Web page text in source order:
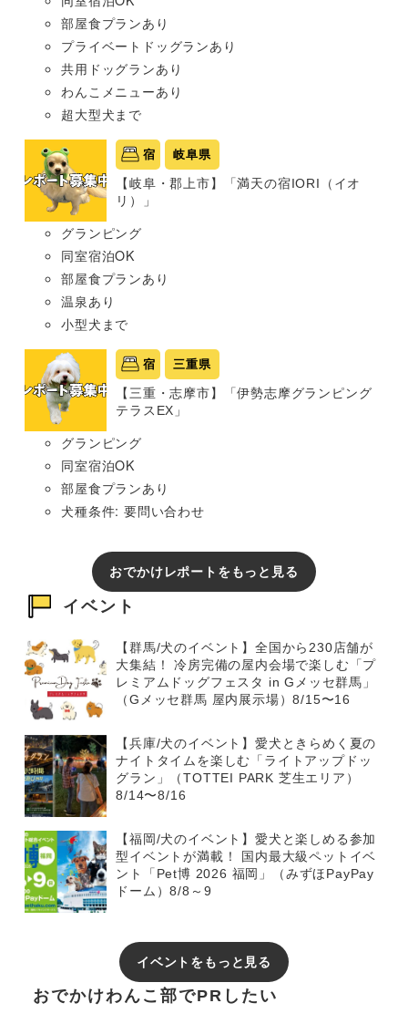
部屋食プランあり
プライベートドッグランあり
共用ドッグランあり
わんこメニューあり
超大型犬まで
宿 岐阜県
【岐阜・郡上市】「満天の宿IORI（イオ
リ）」
グランピング
同室宿泊OK
部屋食プランあり
温泉あり
小型犬まで
宿 三重県
【三重・志摩市】「伊勢志摩グランピング
テラスEX」
グランピング
同室宿泊OK
部屋食プランあり
犬種条件: 要問い合わせ
おでかけレポートをもっと見る
イベント
【群馬/犬のイベント】全国から230店舗が
大集結！ 冷房完備の屋内会場で楽しむ「プ
レミアムドッグフェスタ in Gメッセ群馬」
（Gメッセ群馬 屋内展示場）8/15〜16
【兵庫/犬のイベント】愛犬ときらめく夏の
ナイトタイムを楽しむ「ライトアップドッ
グラン」（TOTTEI PARK 芝生エリア）
8/14〜8/16
【福岡/犬のイベント】愛犬と楽しめる参加
型イベントが満載！ 国内最大級ペットイベ
ント「Pet博 2026 福岡」（みずほPayPay
ドーム）8/8～9
イベントをもっと見る
おでかけわんこ部でPRしたい